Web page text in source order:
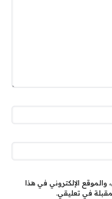
الإلكتروني في هذا
في تعليقي.